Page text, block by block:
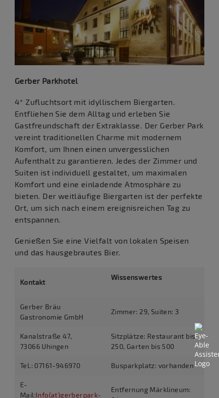
Gerber Parkhotel
4* Zufluchtsort mit idyllischem Biergarten.
Entfliehen Sie dem Alltag und erleben Sie
Gastfreundschaft der Extraklasse. Der Gerber Park
vereint traditionellen Charme mit modernem
Komfort, um Ihnen einen unvergesslichen
Aufenthalt zu garantieren. Jedes der Zimmer und
Suiten ist individuell gestaltet, um maximalen
Komfort und eine einladende Atmosphäre zu
bieten. Der weitläufige Biergarten ist der perfekte
Ort, um sich nach einem ereignisreichen Tag zu
entspannen.
Genießen Sie eine Vielfalt von lokalen Speisen
und das hausgebrautes Bier.
Kontakt
Wissenswertes
Gerber Bräu
Gastronomie GmbH
Zimmer: 29, Suiten: 3
Kanalstraße 47,
73066 Uhingen
Sitzplätze: Restaurant bis
250, Garten bis 500
Tel.: 07161-946970 Busparkplatz: vorhanden
E-
Mail:Info(at)gerberpark-
Entfernung Märklineum: